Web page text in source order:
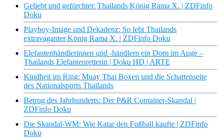
Geliebt und gefürchtet: Thailands König Rama X. | ZDFinfo
Doku
Playboy-Image und Dekadenz: So lebt Thailands
extravaganter König Rama X. | ZDFinfo Doku
Elefantenhändlerinnen und -händlern ein Dorn im Auge –
Thailands Elefantenretterin | Doku HD | ARTE
Kindheit im Ring: Muay Thai Boxen und die Schattenseite
des Nationalsports Thailands
Betrug des Jahrhunderts: Der P&R Container-Skandal |
ZDFinfo Doku
Die Skandal-WM: Wie Katar den Fußball kaufte | ZDFinfo
Doku